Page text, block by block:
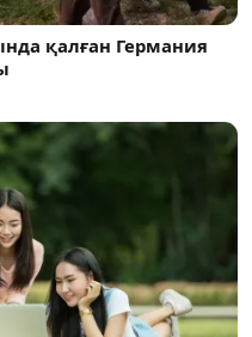
қалған Германия